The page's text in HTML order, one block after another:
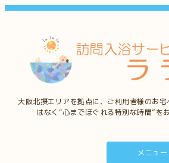
大阪北摂エリアを拠点に、ご利用者様のお
はなく“心までほぐれる特別な時間”を
メニュー